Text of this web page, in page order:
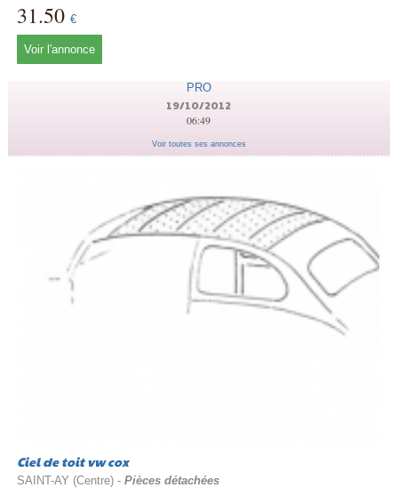
31.50 €
Voir l'annonce
PRO
19/10/2012
06:49
Voir toutes ses annonces
Ciel de toit vw cox
SAINT-AY (Centre) - Pièces détachées